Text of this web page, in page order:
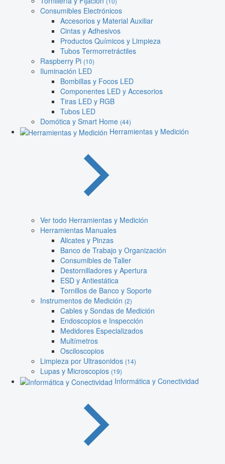
Consumibles Electrónicos
Accesorios y Material Auxiliar
Cintas y Adhesivos
Productos Químicos y Limpieza
Tubos Termorretráctiles
Raspberry Pi (10)
Iluminación LED
Bombillas y Focos LED
Componentes LED y Accesorios
Tiras LED y RGB
Tubos LED
Domótica y Smart Home (44)
Herramientas y Medición
Ver todo Herramientas y Medición
Herramientas Manuales
Alicates y Pinzas
Banco de Trabajo y Organización
Consumibles de Taller
Destornilladores y Apertura
ESD y Antiestática
Tornillos de Banco y Soporte
Instrumentos de Medición (2)
Cables y Sondas de Medición
Endoscopios e Inspección
Medidores Especializados
Multímetros
Osciloscopios
Limpieza por Ultrasonidos (14)
Lupas y Microscopios (19)
Informática y Conectividad